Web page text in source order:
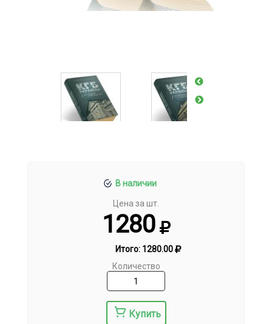
В наличии
Цена за шт.
1280
Итого: 1280.00
Количество
Купить